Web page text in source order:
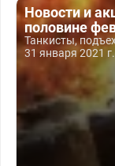
Новости и
половине
Танкисты,
31 января 2021 г.